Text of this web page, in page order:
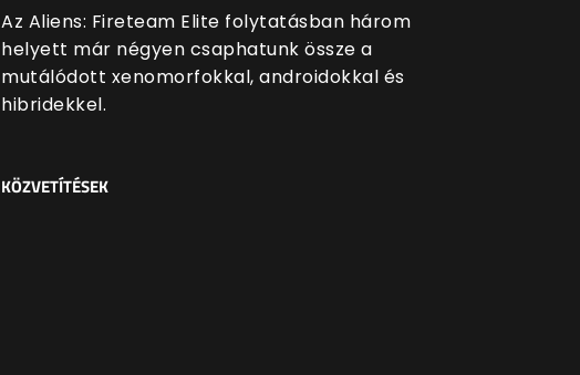
Az Aliens: Fireteam Elite folytatásban három
helyett már négyen csaphatunk össze a
mutálódott xenomorfokkal, androidokkal és
hibridekkel.
KÖZVETÍTÉSEK